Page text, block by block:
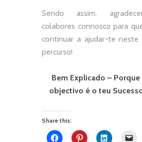
Sendo assim,
colabores connosco para
continuar a ajudar-te neste
percurso!
Bem Explicado –
objectivo é o teu
Share this: